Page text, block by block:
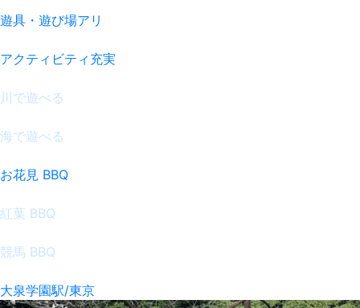
遊具・遊び場アリ
アクティビティ充実
川で遊べる
海で遊べる
お花見 BBQ
紅葉 BBQ
競馬 BBQ
大泉学園駅/東京